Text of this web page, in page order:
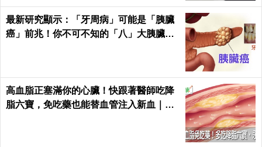
最新研究顯示：「牙周病」可能是「胰臟
癌」前兆！你不可不知的「八」大胰臟癌
高血脂正塞滿你的心臟！快跟著醫師吃降
脂六寶，免吃藥也能替血管注入新血｜每